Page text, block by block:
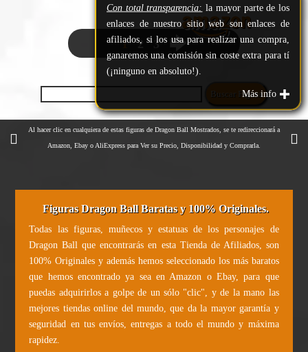
Con total transparencia: la mayor parte de los
enlaces de nuestro sitio web son enlaces de
afiliados, si los usa para realizar una compra,
ganaremos una comisión sin coste extra para tí
(¡ninguno en absoluto!).
Más info
1 2 3 🡆
Al hacer clic en cualquiera de estas figuras de Dragon Ball Mostrados, se te redireccionará a
Amazon, Ebay o AliExpress para Ver su Precio, Disponibilidad y Comprarla.
Figuras Dragon Ball Baratas y 100% Originales.
Todas las figuras, muñecos y estatuas de los personajes de
Dragon Ball que encontrarás en esta Tienda de Afiliados, son
100% Originales y además hemos seleccionado los más baratos
que hemos encontrado ya sea en Amazon o Ebay, para que
puedas adquirirlos a golpe de un sólo "clic", y de la mano las
mejores tiendas online del mundo, que da la mayor garantía y
seguridad en tus envíos, entregas a todo el mundo y máxima
rapidez.